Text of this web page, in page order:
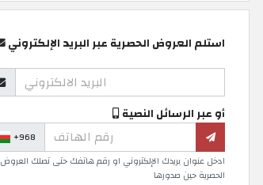
استلم العروض الحصرية عبر البريد الإلكتروني
أو عبر الرسائل النصية
+968
ادخل عنوان بريدك الإلكتروني او رقم هاتفك حتى تصلك العروض
الحصرية حين صدورها